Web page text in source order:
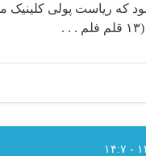
که ریاست پولی کلینیک
.